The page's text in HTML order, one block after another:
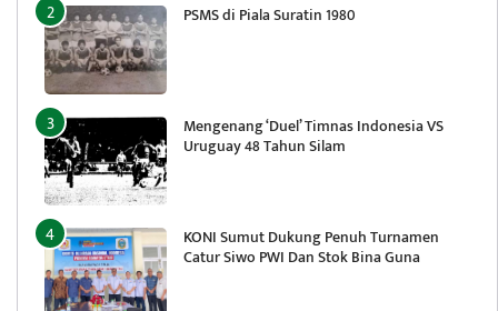
PSMS di Piala Suratin 1980
Mengenang ‘Duel’ Timnas Indonesia VS
Uruguay 48 Tahun Silam
KONI Sumut Dukung Penuh Turnamen
Catur Siwo PWI Dan Stok Bina Guna